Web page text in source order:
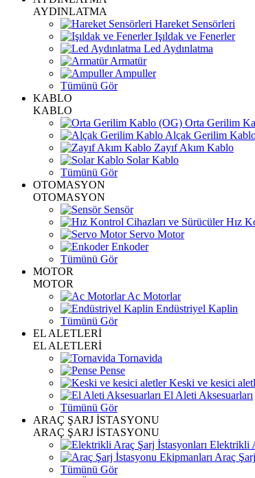
AYDINLATMA
Hareket Sensörleri
Işıldak ve Fenerler
Led Aydınlatma
Armatür
Ampuller
Tümünü Gör
KABLO
KABLO
Orta Gerilim
Alçak Gerilim
Zayıf Akım Kablo
Solar Kablo
Tümünü Gör
OTOMASYON
OTOMASYON
Sensör
Hız
Servo Motor
Enkoder
Tümünü Gör
MOTOR
MOTOR
Ac Motorlar
Endüstriyel Kaplin
Tümünü Gör
EL ALETLERİ
EL ALETLERİ
Tornavida
Pense
Keski ve kesici
El Aleti Aksesuarları
Tümünü Gör
ARAÇ ŞARJ İSTASYONU
ARAÇ ŞARJ İSTASYONU
Elektrikli
Araç
Tümünü Gör